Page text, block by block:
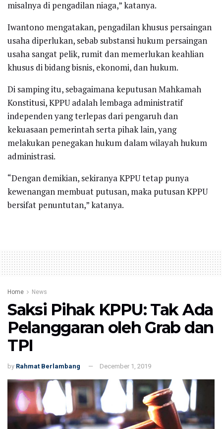
misalnya di pengadilan niaga,” katanya.
Iwantono mengatakan, pengadilan khusus persaingan
usaha diperlukan, sebab substansi hukum persaingan
usaha sangat pelik, rumit dan memerlukan keahlian
khusus di bidang bisnis, ekonomi, dan hukum.
Di samping itu, sebagaimana keputusan Mahkamah
Konstitusi, KPPU adalah lembaga administratif
independen yang terlepas dari pengaruh dan
kekuasaan pemerintah serta pihak lain, yang
melakukan penegakan hukum dalam wilayah hukum
administrasi.
“Dengan demikian, sekiranya KPPU tetap punya
kewenangan membuat putusan, maka putusan KPPU
bersifat penuntutan,” katanya.
Home News
Saksi Pihak KPPU: Tak Ada
Pelanggaran oleh Grab dan
TPI
by Rahmat Berlambang December 1, 2019